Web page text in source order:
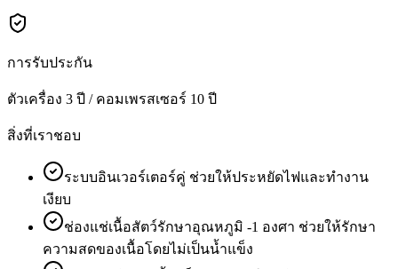
การรับประกัน
ตัวเครื่อง 3 ปี / คอมเพรสเซอร์ 10 ปี
สิ่งที่เราชอบ
ระบบอินเวอร์เตอร์คู่ ช่วยให้ประหยัดไฟและทำงาน
เงียบ
ช่องแช่เนื้อสัตว์รักษาอุณหภูมิ -1 องศา ช่วยให้รักษา
ความสดของเนื้อโดยไม่เป็นน้ำแข็ง